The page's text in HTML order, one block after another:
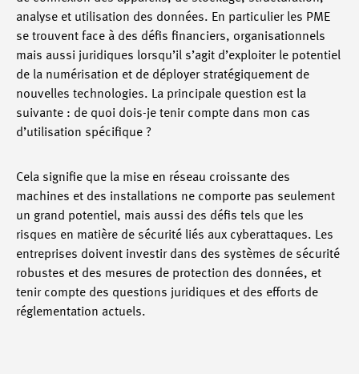
analyse et utilisation des données. En particulier les PME
se trouvent face à des défis financiers, organisationnels
mais aussi juridiques lorsqu’il s’agit d’exploiter le potentiel
de la numérisation et de déployer stratégiquement de
nouvelles technologies. La principale question est la
suivante : de quoi dois-je tenir compte dans mon cas
d’utilisation spécifique ?
Cela signifie que la mise en réseau croissante des
machines et des installations ne comporte pas seulement
un grand potentiel, mais aussi des défis tels que les
risques en matière de sécurité liés aux cyberattaques. Les
entreprises doivent investir dans des systèmes de sécurité
robustes et des mesures de protection des données, et
tenir compte des questions juridiques et des efforts de
réglementation actuels.